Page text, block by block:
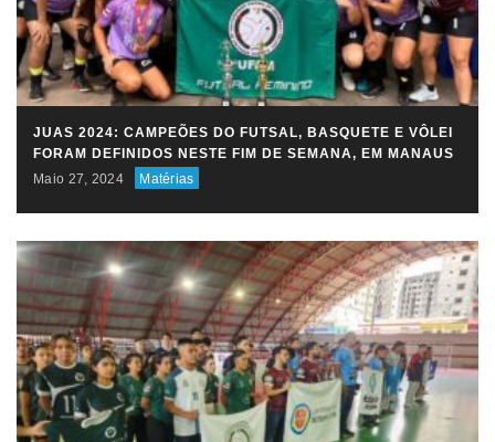
JUAS 2024: CAMPEÕES DO FUTSAL, BASQUETE E VÔLEI
FORAM DEFINIDOS NESTE FIM DE SEMANA, EM MANAUS
Maio 27, 2024
Matérias